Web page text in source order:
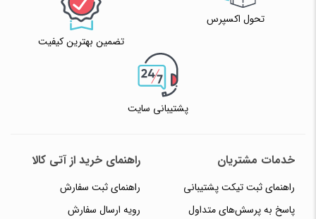
تحول اکسپرس
تضمین بهترین کیفیت
پشتیبانی سایت
خدمات مشتریان
راهنمای ثبت تیکت پشتیبانی
پاسخ به پرسش‌های متداول
راهنمای خرید از آتی کالا
راهنمای ثبت سفارش
رویه ارسال سفارش